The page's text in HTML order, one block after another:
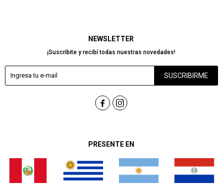
PRESENTE EN
NEWSLETTER
¡Suscribite y recibí todas nuestras novedades!
SUSCRIBIRME
 